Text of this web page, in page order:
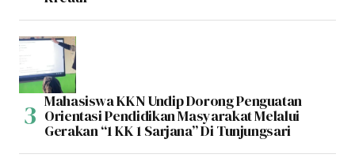
Mahasiswa KKN Undip Dorong Penguatan
Orientasi Pendidikan Masyarakat Melalui
Gerakan “1 KK 1 Sarjana” Di Tunjungsari